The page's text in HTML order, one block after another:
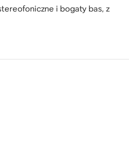
i bogaty bas, z